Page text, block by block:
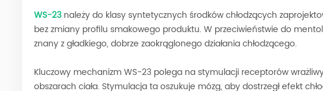
WS-23 należy do klasy syntetycznych środków chłodzących
bez zmiany profilu smakowego produktu. W przeciwieństwie do
znany z gładkiego, dobrze zaokrąglonego działania chłodzącego.
Kluczowy mechanizm WS-23 polega na stymulacji receptorów
obszarach ciała. Stymulacja ta oszukuje mózg, aby dostrzegł efekt